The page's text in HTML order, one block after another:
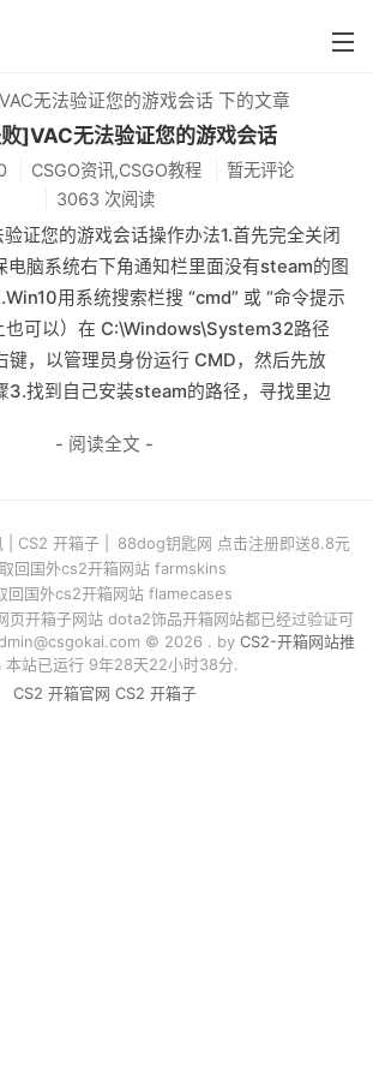
farmskins
88dog
flamecases
88hash-jp
无法验证您的游戏会话 下的文章
]VAC无法验证您的游戏会话
CSGO资讯,CSGO教程
暂无评论
3063 次阅读
证您的游戏会话操作办法1.首先完全关闭
脑系统右下角通知栏里面没有steam的图
用系统搜索栏搜 “cmd” 或 “命令提示
也可以）在 C:\Windows\System32路径
键，以管理员身份运行 CMD，然后先放
3.找到自己安装steam的路径，寻找里边
- 阅读全文 -
CS2 开箱子
88dog钥匙网 点击注册即送8.8元
回国外cs2开箱网站 farmskins
回国外cs2开箱网站 flamecases
页开箱子网站 dota2饰品开箱网站都已经过验证可
© 2026 . by CS2-开箱网站推
站已运行 9年28天22小时38分.
CS2 开箱官网 CS2 开箱子